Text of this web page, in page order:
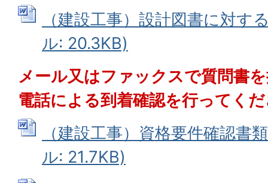
（建設工事）設計図書に対す
ル: 20.3KB)
メール又はファックスで質問書
電話による到着確認を行ってく
（建設工事）資格要件確認書
ル: 21.7KB)